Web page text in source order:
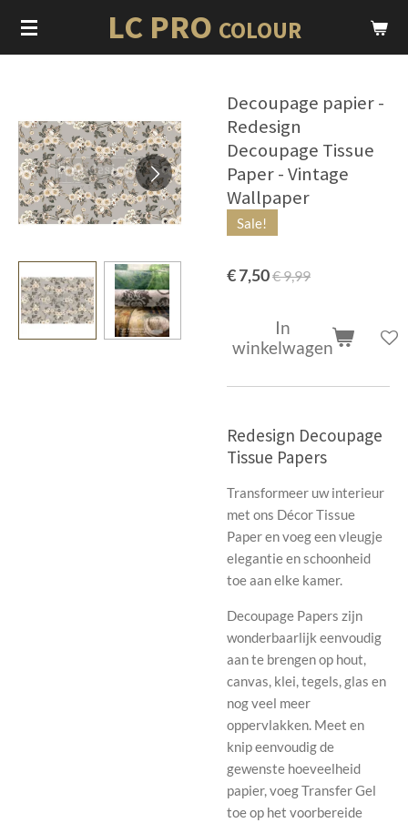
Ga
direct
LC PRO COLOUR
Decoupage papier -
Redesign
Decoupage Tissue
Paper - Vintage
Wallpaper
Sale!
€ 7,50€ 9,99
In
winkelwagen
Redesign Decoupage
Tissue Papers
Transformeer uw interieur
met ons Décor Tissue
Paper en voeg een vleugje
elegantie en schoonheid
toe aan elke kamer.
Decoupage Papers zijn
wonderbaarlijk eenvoudig
aan te brengen op hout,
canvas, klei, tegels, glas en
nog veel meer
oppervlakken. Meet en
knip eenvoudig de
gewenste hoeveelheid
papier, voeg Transfer Gel
toe op het voorbereide